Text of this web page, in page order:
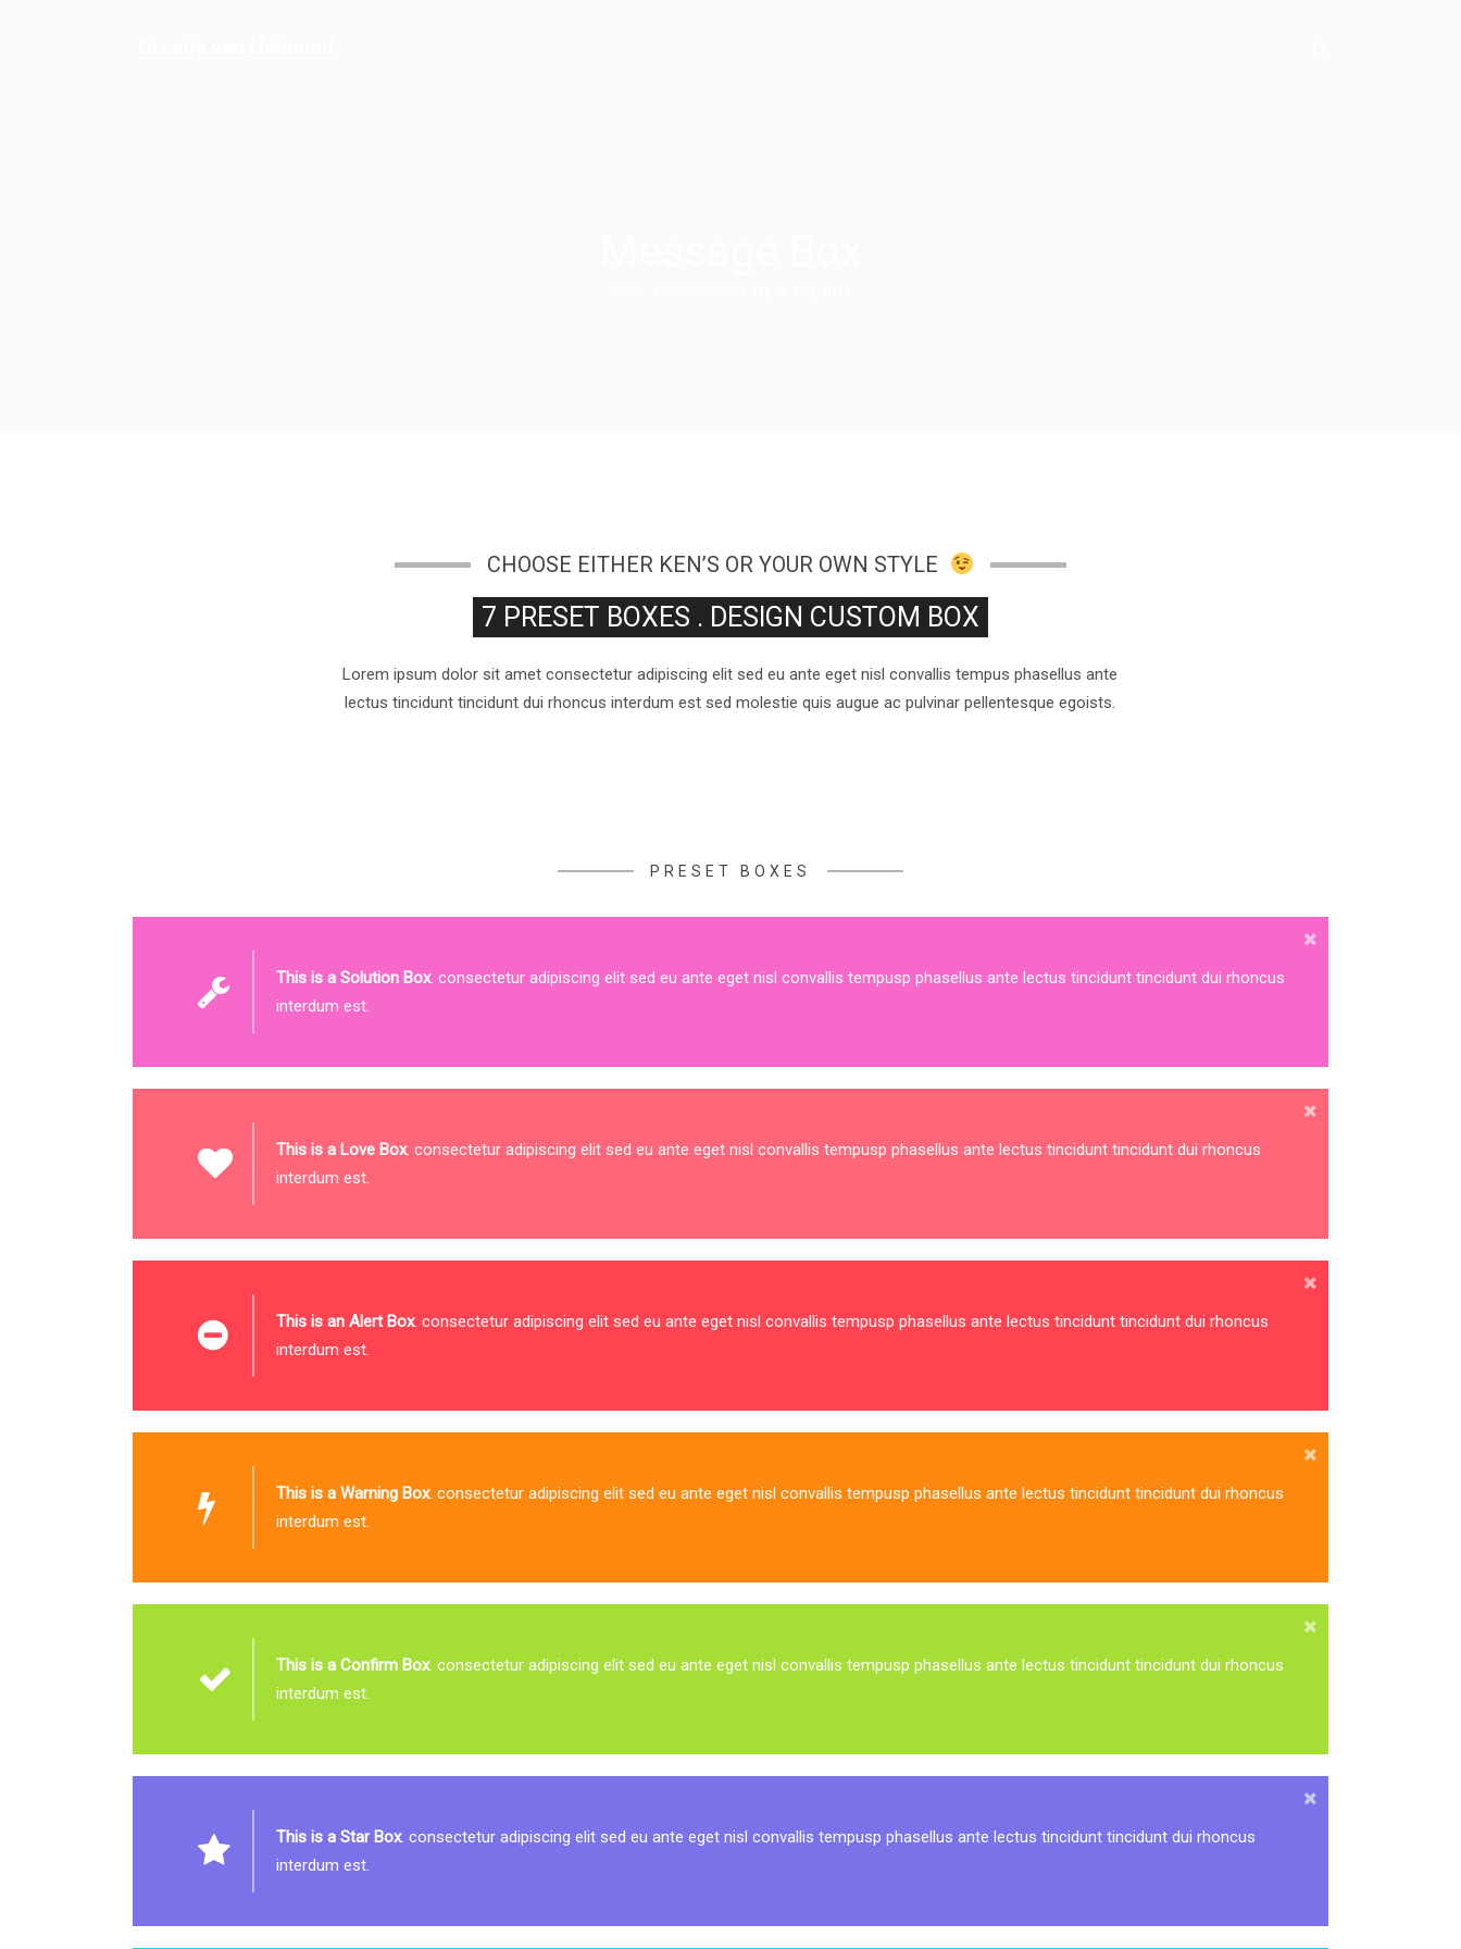
CHOOSE EITHER KEN’S OR YOUR OWN STYLE
7 PRESET BOXES . DESIGN CUSTOM BOX
Lorem ipsum dolor sit amet consectetur adipiscing elit sed eu ante eget nisl convallis tempus phasellus ante
lectus tincidunt tincidunt dui rhoncus interdum est sed molestie quis augue ac pulvinar pellentesque egoists.
PRESET BOXES
This is a Solution Box. consectetur adipiscing elit sed eu ante eget nisl convallis tempusp phasellus ante lectus tincidunt tincidunt dui rhoncus
interdum est.
This is a Love Box. consectetur adipiscing elit sed eu ante eget nisl convallis tempusp phasellus ante lectus tincidunt tincidunt dui rhoncus
interdum est.
This is an Alert Box. consectetur adipiscing elit sed eu ante eget nisl convallis tempusp phasellus ante lectus tincidunt tincidunt dui rhoncus
interdum est.
This is a Warning Box. consectetur adipiscing elit sed eu ante eget nisl convallis tempusp phasellus ante lectus tincidunt tincidunt dui rhoncus
interdum est.
This is a Confirm Box. consectetur adipiscing elit sed eu ante eget nisl convallis tempusp phasellus ante lectus tincidunt tincidunt dui rhoncus
interdum est.
This is a Star Box. consectetur adipiscing elit sed eu ante eget nisl convallis tempusp phasellus ante lectus tincidunt tincidunt dui rhoncus
interdum est.